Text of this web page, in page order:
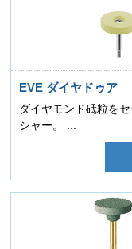
EVE ダイヤドゥア
ダイヤモンド砥粒を
シャー。 ...